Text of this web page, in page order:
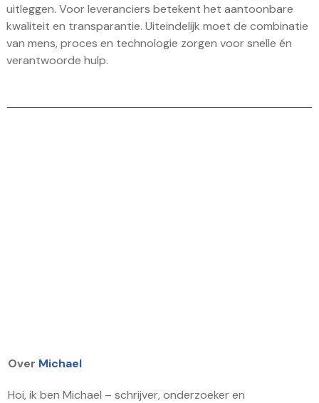
uitleggen. Voor leveranciers betekent het aantoonbare
kwaliteit en transparantie. Uiteindelijk moet de combinatie
van mens, proces en technologie zorgen voor snelle én
verantwoorde hulp.
Over Michael
Hoi, ik ben Michael – schrijver, onderzoeker en